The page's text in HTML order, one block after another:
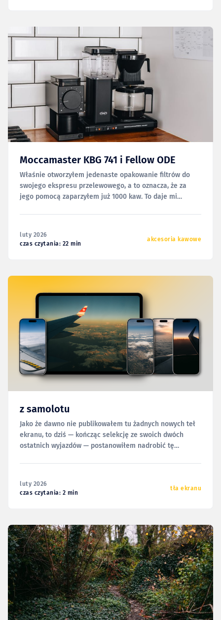
Moccamaster KBG 741 i Fellow ODE
Właśnie otworzyłem jedenaste opakowanie filtrów do
swojego ekspresu przelewowego, a to oznacza, że za
jego pomocą zaparzyłem już 1000 kaw. To daje mi
luty 2026
czas czytania: 22 min
akcesoria kawowe
z samolotu
Jako że dawno nie publikowałem tu żadnych nowych teł
ekranu, to dziś — kończąc selekcję ze swoich dwóch
ostatnich wyjazdów — postanowiłem nadrobić tę
luty 2026
czas czytania: 2 min
tła ekranu